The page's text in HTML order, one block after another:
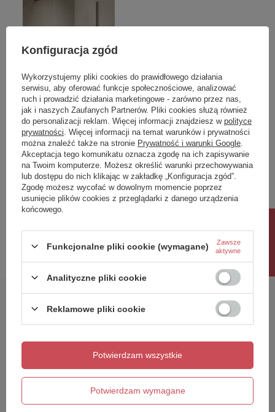
OKAZJA
NZ4 Parawan nawannowy
NESTA GUNMETAL
BRUSHED stały U 60x140
szkło czyste 8mm Active
Shield 2.0 - wsp.
równoległy
1 451,00 zł / szt.
Cena regularna:1 784,73 zł -19%
Essentials E14 LED Golf
Warm White
8,00 zł / szt.
Konfiguracja zgód
Wykorzystujemy pliki cookies do prawidłowego działania
serwisu, aby oferować funkcje społecznościowe, analizować
ruch i prowadzić działania marketingowe - zarówno przez nas,
jak i naszych Zaufanych Partnerów. Pliki cookies służą również
do personalizacji reklam. Więcej informacji znajdziesz w polityce
prywatności . Więcej informacji na temat warunków i prywatności
można znaleźć także na stronie Prywatność i warunki Google
Akceptacja tego komunikatu oznacza zgodę na ich zapisywanie
na Twoim komputerze. Możesz określić warunki przechowywania
lub dostępu do nich klikając w zakładkę „Konfiguracja zgód”.
Zgodę możesz wycofać w dowolnym momencie poprzez
usunięcie plików cookies z przeglądarki z danego urządzenia
końcowego.
Funkcjonalne pliki cookie (wymagane)
Zawsze
aktywne
Analityczne pliki cookie
Reklamowe pliki cookie
Potwierdzam wymagane
Potwierdzam wszystkie